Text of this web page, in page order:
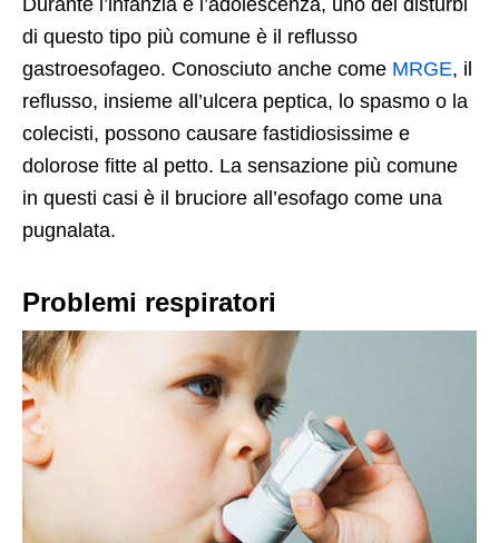
Durante l’infanzia e l’adolescenza, uno dei disturbi
di questo tipo più comune è il reflusso
gastroesofageo. Conosciuto anche come MRGE, il
reflusso, insieme all’ulcera peptica, lo spasmo o la
colecisti, possono causare fastidiosissime e
dolorose fitte al petto. La sensazione più comune
in questi casi è il bruciore all’esofago come una
pugnalata.
Problemi respiratori